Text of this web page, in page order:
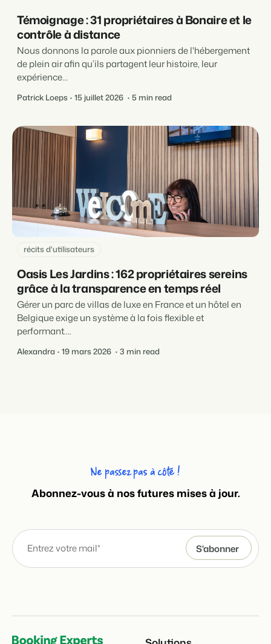
Témoignage : 31 propriétaires à Bonaire et le
contrôle à distance
Nous donnons la parole aux pionniers de l'hébergement
de plein air afin qu’ils partagent leur histoire, leur
expérience...
Patrick Loeps 15 juillet 2026 5 min read
récits d'utilisateurs
Oasis Les Jardins : 162 propriétaires sereins
grâce à la transparence en temps réel
Gérer un parc de villas de luxe en France et un hôtel en
Belgique exige un système à la fois flexible et
performant....
Alexandra 19 mars 2026 3 min read
Ne passez pas à côté !
Abonnez-vous à nos futures mises à jour.